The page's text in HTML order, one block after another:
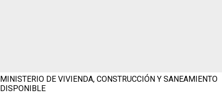
MINISTERIO DE VIVIENDA, CONSTRUCCIÓN Y SANEAMIENTO
DISPONIBLE